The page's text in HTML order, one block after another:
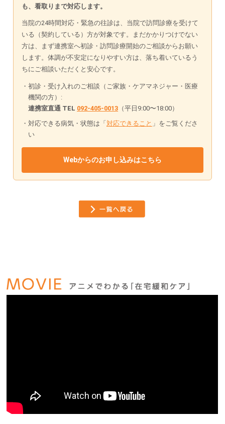
も、看取りまで対応します。
当院の24時間対応・緊急の往診は、当院で訪問診療を受けて
いる（契約している）方が対象です。まだかかりつけでない
方は、まず連携室へ初診・訪問診療開始のご相談からお願い
します。体調が不安定になりやすい方は、落ち着いているう
ちにご相談いただくと安心です。
初診・受け入れのご相談（ご家族・ケアマネジャー・医療
機関の方）:
連携室直通 TEL 092-405-0013 （平日9:00〜18:00）
対応できる病気・状態は「対応できること 」をご覧くださ
い
Webからのお申し込みはこちら